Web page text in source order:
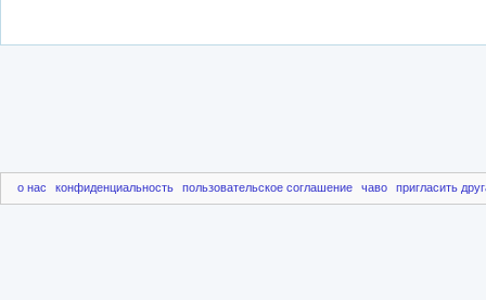
о нас конфиденциальность пользовательское соглашение чаво пригласить